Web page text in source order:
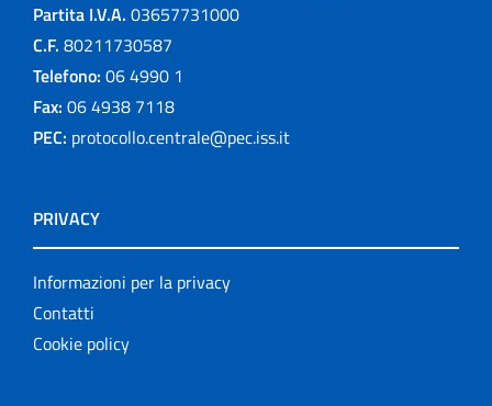
Partita I.V.A. 03657731000
C.F. 80211730587
Telefono: 06 4990 1
Fax: 06 4938 7118
PEC: protocollo.centrale@pec.iss.it
PRIVACY
Informazioni per la privacy
Contatti
Cookie policy